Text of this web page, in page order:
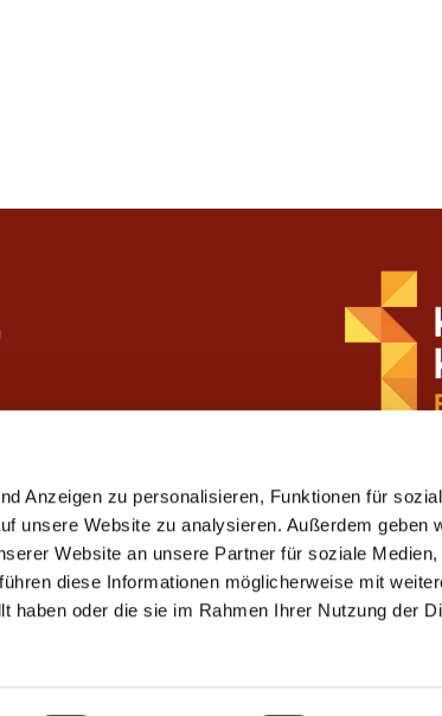
Anzeigen zu personalisieren, Funktionen für
unsere Website zu analysieren. Außerdem geben
Website an unsere Partner für soziale Medien,
diese Informationen möglicherweise mit
haben oder die sie im Rahmen Ihrer Nutzung der
Datenschutzerklärung ChurchDesk-